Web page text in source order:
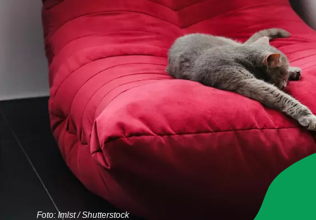
Foto: Imlst / Shutterstock